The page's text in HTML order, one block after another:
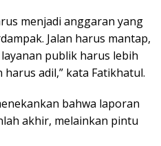
menjadi anggaran yang
Jalan harus mantap,
publik harus lebih
adil,” kata Fatikhatul.
bahwa laporan
akhir, melainkan pintu